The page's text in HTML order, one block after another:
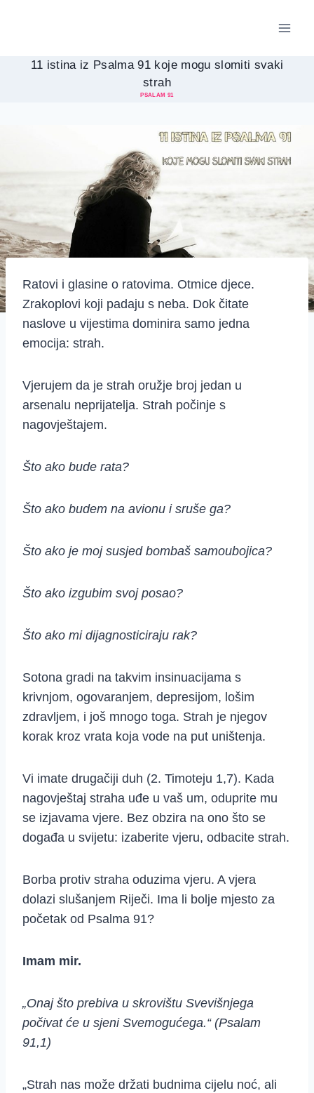
11 istina iz Psalma 91 koje mogu slomiti svaki
strah
PSALAM 91
Ratovi i glasine o ratovima. Otmice djece.
Zrakoplovi koji padaju s neba. Dok čitate
naslove u vijestima dominira samo jedna
emocija: strah.
Vjerujem da je strah oružje broj jedan u
arsenalu neprijatelja. Strah počinje s
nagovještajem.
Što ako bude rata?
Što ako budem na avionu i sruše ga?
Što ako je moj susjed bombaš samoubojica?
Što ako izgubim svoj posao?
Što ako mi dijagnosticiraju rak?
Sotona gradi na takvim insinuacijama s
krivnjom, ogovaranjem, depresijom, lošim
zdravljem, i još mnogo toga. Strah je njegov
korak kroz vrata koja vode na put uništenja.
Vi imate drugačiji duh (2. Timoteju 1,7). Kada
nagovještaj straha uđe u vaš um, oduprite mu
se izjavama vjere. Bez obzira na ono što se
događa u svijetu: izaberite vjeru, odbacite strah.
Borba protiv straha oduzima vjeru. A vjera
dolazi slušanjem Riječi. Ima li bolje mjesto za
početak od Psalma 91?
Imam mir.
„Onaj što prebiva u skrovištu Svevišnjega
počivat će u sjeni Svemogućega.“ (Psalam
91,1)
„Strah nas može držati budnima cijelu noć, ali